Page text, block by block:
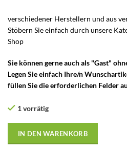
verschiedener Herstellern und aus
Stöbern Sie einfach durch unsere
Shop
Sie können gerne auch als "Gast"
Legen Sie einfach Ihre/n
füllen Sie die erforderlichen Felder
1 vorrätig
IN DEN WARENKORB